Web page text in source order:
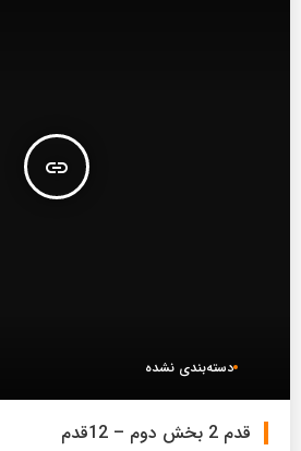
insert_link
دسته‌بندی نشده
قدم 2 بخش دوم – 12قدم